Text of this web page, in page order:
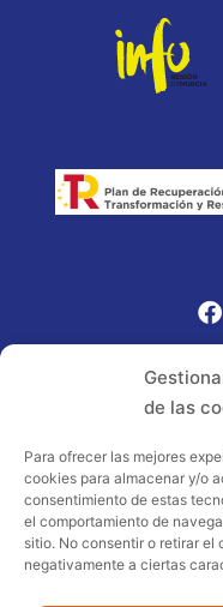
de las
Para ofrecer las mejores
cookies para almacenar y/o
consentimiento de estas
el comportamiento de
sitio. No consentir o retirar
negativamente a ciertas
Proyecto
incentivos
renovables,